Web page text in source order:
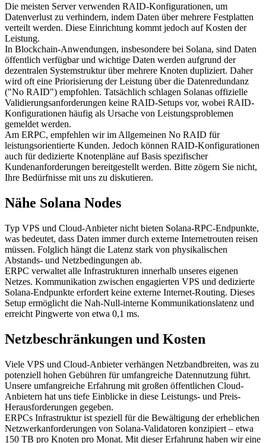
Die meisten Server verwenden RAID-Konfigurationen, um
Datenverlust zu verhindern, indem Daten über mehrere Festplatten
verteilt werden. Diese Einrichtung kommt jedoch auf Kosten der
Leistung.
In Blockchain-Anwendungen, insbesondere bei Solana, sind Daten
öffentlich verfügbar und wichtige Daten werden aufgrund der
dezentralen Systemstruktur über mehrere Knoten dupliziert. Daher
wird oft eine Priorisierung der Leistung über die Datenredundanz
("No RAID") empfohlen. Tatsächlich schlagen Solanas offizielle
Validierungsanforderungen keine RAID-Setups vor, wobei RAID-
Konfigurationen häufig als Ursache von Leistungsproblemen
gemeldet werden.
Am ERPC, empfehlen wir im Allgemeinen No RAID für
leistungsorientierte Kunden. Jedoch können RAID-Konfigurationen
auch für dedizierte Knotenpläne auf Basis spezifischer
Kundenanforderungen bereitgestellt werden. Bitte zögern Sie nicht,
Ihre Bedürfnisse mit uns zu diskutieren.
Nähe Solana Nodes
Typ VPS und Cloud-Anbieter nicht bieten Solana-RPC-Endpunkte,
was bedeutet, dass Daten immer durch externe Internetrouten reisen
müssen. Folglich hängt die Latenz stark von physikalischen
Abstands- und Netzbedingungen ab.
ERPC verwaltet alle Infrastrukturen innerhalb unseres eigenen
Netzes. Kommunikation zwischen engagierten VPS und dedizierte
Solana-Endpunkte erfordert keine externe Internet-Routing. Dieses
Setup ermöglicht die Nah-Null-interne Kommunikationslatenz und
erreicht Pingwerte von etwa 0,1 ms.
Netzbeschränkungen und Kosten
Viele VPS und Cloud-Anbieter verhängen Netzbandbreiten, was zu
potenziell hohen Gebühren für umfangreiche Datennutzung führt.
Unsere umfangreiche Erfahrung mit großen öffentlichen Cloud-
Anbietern hat uns tiefe Einblicke in diese Leistungs- und Preis-
Herausforderungen gegeben.
ERPCs Infrastruktur ist speziell für die Bewältigung der erheblichen
Netzwerkanforderungen von Solana-Validatoren konzipiert – etwa
150 TB pro Knoten pro Monat. Mit dieser Erfahrung haben wir eine